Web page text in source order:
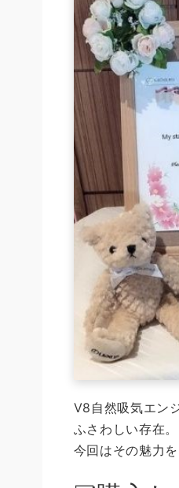
V8自然吸気エン
ふさわしい存在。
今回はその魅力